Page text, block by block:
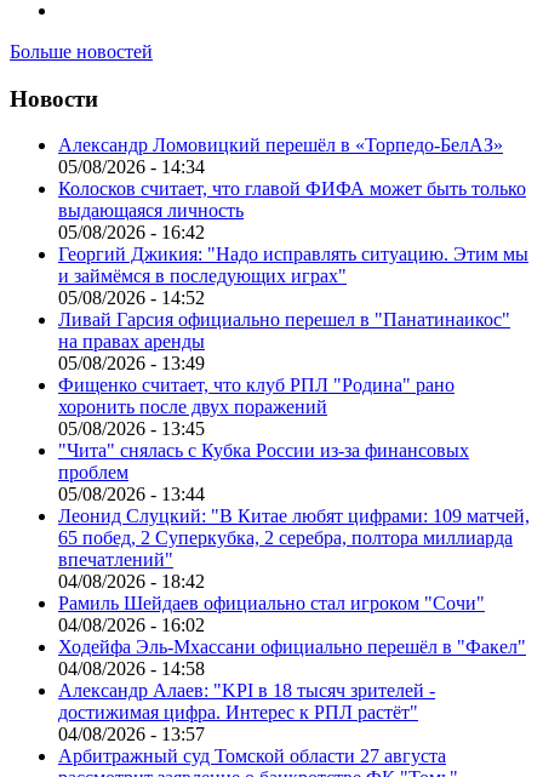
Больше новостей
Новости
Александр Ломовицкий перешёл в «Торпедо-БелАЗ»
05/08/2026 - 14:34
Колосков считает, что главой ФИФА может быть только
выдающаяся личность
05/08/2026 - 16:42
Георгий Джикия: "Надо исправлять ситуацию. Этим мы
и займёмся в последующих играх"
05/08/2026 - 14:52
Ливай Гарсия официально перешел в "Панатинаикос"
на правах аренды
05/08/2026 - 13:49
Фищенко считает, что клуб РПЛ "Родина" рано
хоронить после двух поражений
05/08/2026 - 13:45
"Чита" снялась с Кубка России из-за финансовых
проблем
05/08/2026 - 13:44
Леонид Слуцкий: "В Китае любят цифрами: 109 матчей,
65 побед, 2 Суперкубка, 2 серебра, полтора миллиарда
впечатлений"
04/08/2026 - 18:42
Рамиль Шейдаев официально стал игроком "Сочи"
04/08/2026 - 16:02
Ходейфа Эль-Мхассани официально перешёл в "Факел"
04/08/2026 - 14:58
Александр Алаев: "KPI в 18 тысяч зрителей -
достижимая цифра. Интерес к РПЛ растёт"
04/08/2026 - 13:57
Арбитражный суд Томской области 27 августа